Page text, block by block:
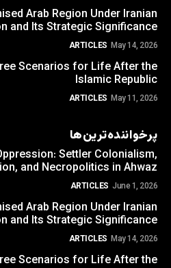
Arab Region Under Iranian
and Its Strategic Significance
ARTICLES May 14, 2026
Scenarios for Life After the
Islamic Republic
ARTICLES May 11, 2026
پرخواننده‌ترین‌ها
Settler Colonialism,
and Necropolitics in Ahwaz
ARTICLES June 1, 2026
Arab Region Under Iranian
and Its Strategic Significance
ARTICLES May 14, 2026
Scenarios for Life After the